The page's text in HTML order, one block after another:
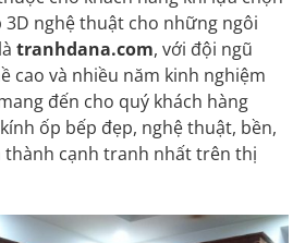
nghệ thuật cho những ngôi
tranhdana.com, với đội ngũ
cao và nhiều năm kinh nghiệm
đến cho quý khách hàng
ốp bếp đẹp, nghệ thuật, bền,
thành cạnh tranh nhất trên thị